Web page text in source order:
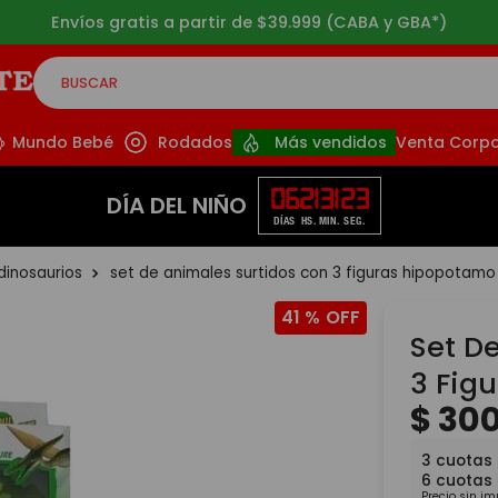
Envíos gratis a partir de $39.999 (CABA y GBA*)
BUSCAR
Mundo Bebé Rodados Más vendidos Venta
DÍA DEL NIÑO 06
DÍAS
21
HS.
31
MIN.
21
SEG.
set de animales surtidos con 3 figuras hipopotamo
41 %
Set
3
$
3 cuotas
6 cuotas